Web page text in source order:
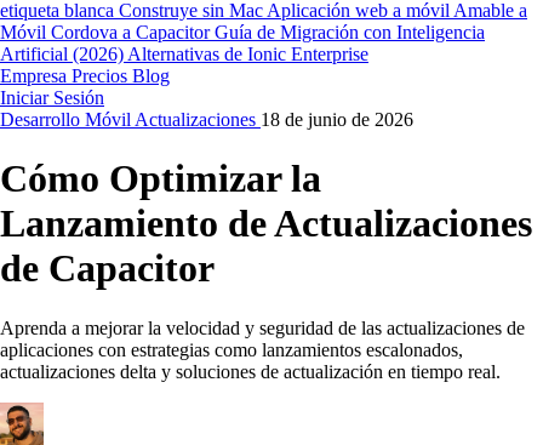
etiqueta blanca Construye sin Mac Aplicación web a móvil Amable a
Móvil Cordova a CapacitorGuía de Migración con Inteligencia
Artificial (2026) Alternativas de Ionic Enterprise
Empresa Precios Blog
Iniciar Sesión
Desarrollo Móvil Actualizaciones 18 de junio de 2026
Cómo Optimizar la
Lanzamiento de Actualizaciones
de Capacitor
Aprenda a mejorar la velocidad y seguridad de las actualizaciones de
aplicaciones con estrategias como lanzamientos escalonados,
actualizaciones delta y soluciones de actualización en tiempo real.